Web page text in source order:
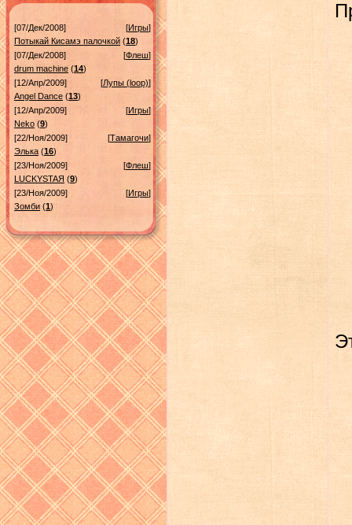
[07/Дек/2008] [Игры]
Потыкай Кисамэ палочкой (18)
[07/Дек/2008]
[Флеш]
drum machine (14)
[12/Апр/2009]
[Лупы (loop)]
Angel Dance (13)
[12/Апр/2009]
[Игры]
Neko (9)
[22/Ноя/2009]
[Тамагочи]
Элька (16)
[23/Ноя/2009]
[Флеш]
LUСKYSTAЯ (9)
[23/Ноя/2009]
[Игры]
Зомби (1)